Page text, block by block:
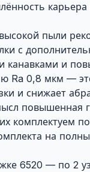
пыли
с
канавками и
Ra 0,8 мкм —
и снижает
повышенная
комплектуем по
на
6520 — по 2